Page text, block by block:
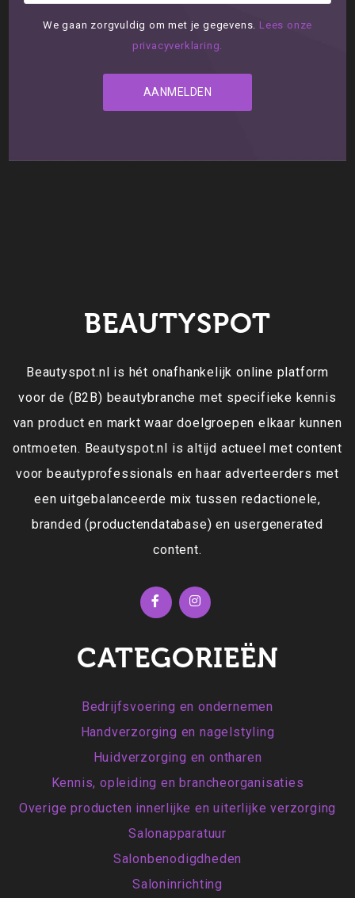
We gaan zorgvuldig om met je gegevens. Lees onze
privacyverklaring.
BEAUTYSPOT
Beautyspot.nl is hét onafhankelijk online platform
voor de (B2B) beautybranche met specifieke kennis
van product en markt waar doelgroepen elkaar kunnen
ontmoeten. Beautyspot.nl is altijd actueel met content
voor beautyprofessionals en haar adverteerders met
een uitgebalanceerde mix tussen redactionele,
branded (productendatabase) en usergenerated
content.
CATEGORIEËN
Bedrijfsvoering en ondernemen
Handverzorging en nagelstyling
Huidverzorging en ontharen
Kennis, opleiding en brancheorganisaties
Overige producten innerlijke en uiterlijke verzorging
Salonapparatuur
Salonbenodigdheden
Saloninrichting